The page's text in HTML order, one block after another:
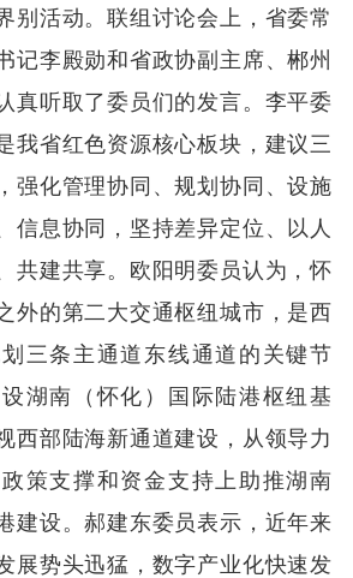
别活动。联组讨论会上，省委常
记李殿勋和省政协副主席、郴州
真听取了委员们的发言。李平委
我省红色资源核心板块，建议三
强化管理协同、规划协同、设施
信息协同，坚持差异定位、以人
共建共享。欧阳明委员认为，怀
外的第二大交通枢纽城市，是西
三条主通道东线通道的关键节
湖南（怀化）国际陆港枢纽基
西部陆海新通道建设，从领导力
策支撑和资金支持上助推湖南
建设。郝建东委员表示，近年来
展势头迅猛，数字产业化快速发